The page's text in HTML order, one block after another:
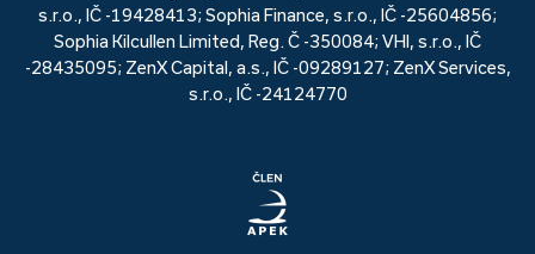
s.r.o., IČ -19428413; Sophia Finance, s.r.o., IČ -25604856;
Sophia Kilcullen Limited, Reg. Č -350084; VHI, s.r.o., IČ
-28435095; ZenX Capital, a.s., IČ -09289127; ZenX Services,
s.r.o., IČ -24124770